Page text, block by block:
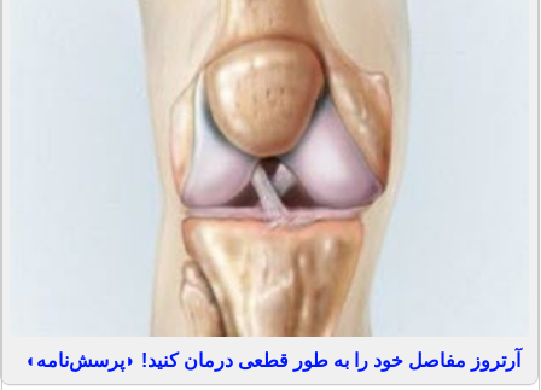
آرتروز مفاصل خود را به طور قطعی درمان کنید! ◗پرسش‌نامه◖